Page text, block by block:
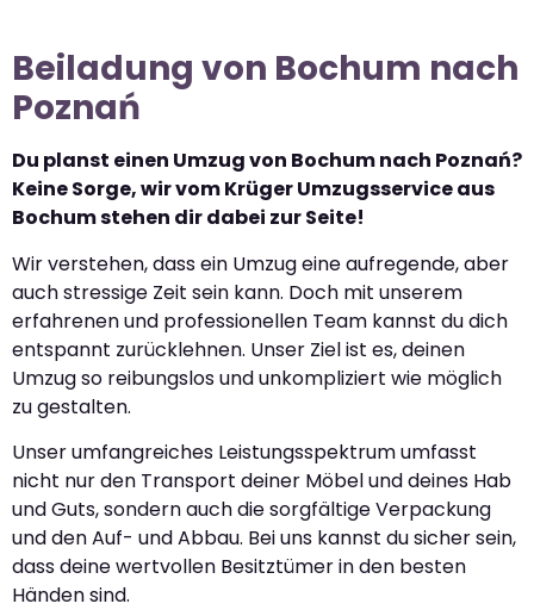
Beiladung von Bochum nach
Poznań
Du planst einen Umzug von Bochum nach Poznań?
Keine Sorge, wir vom Krüger Umzugsservice aus
Bochum stehen dir dabei zur Seite!
Wir verstehen, dass ein Umzug eine aufregende, aber
auch stressige Zeit sein kann. Doch mit unserem
erfahrenen und professionellen Team kannst du dich
entspannt zurücklehnen. Unser Ziel ist es, deinen
Umzug so reibungslos und unkompliziert wie möglich
zu gestalten.
Unser umfangreiches Leistungsspektrum umfasst
nicht nur den Transport deiner Möbel und deines Hab
und Guts, sondern auch die sorgfältige Verpackung
und den Auf- und Abbau. Bei uns kannst du sicher sein,
dass deine wertvollen Besitztümer in den besten
Händen sind.